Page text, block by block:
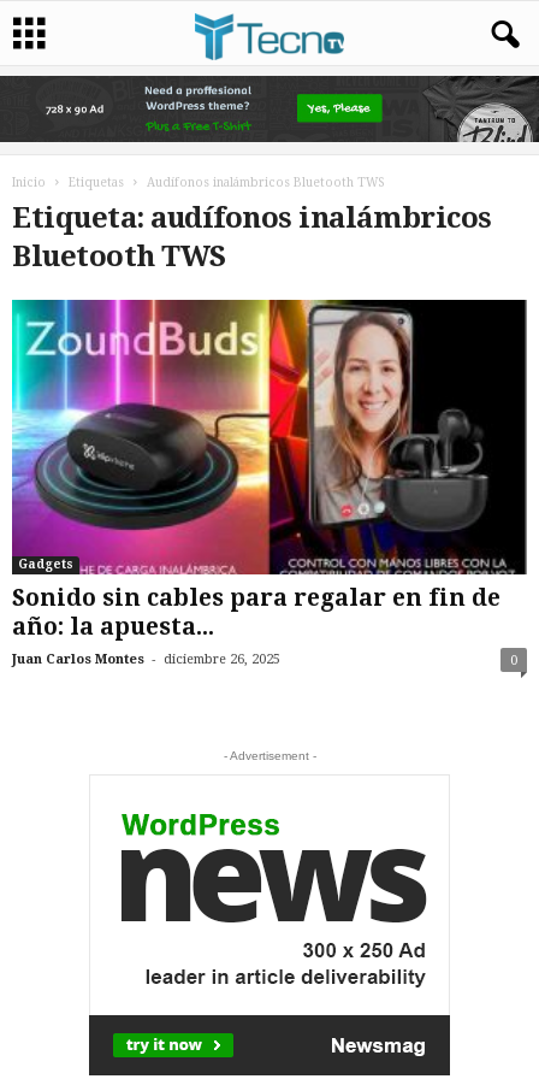
Inicio Etiquetas Audífonos inalámbricos Bluetooth TWS
Etiqueta: audífonos inalámbricos
Bluetooth TWS
Gadgets
Sonido sin cables para regalar en fin de
año: la apuesta...
Juan Carlos Montes - diciembre 26, 2025 0
- Advertisement -